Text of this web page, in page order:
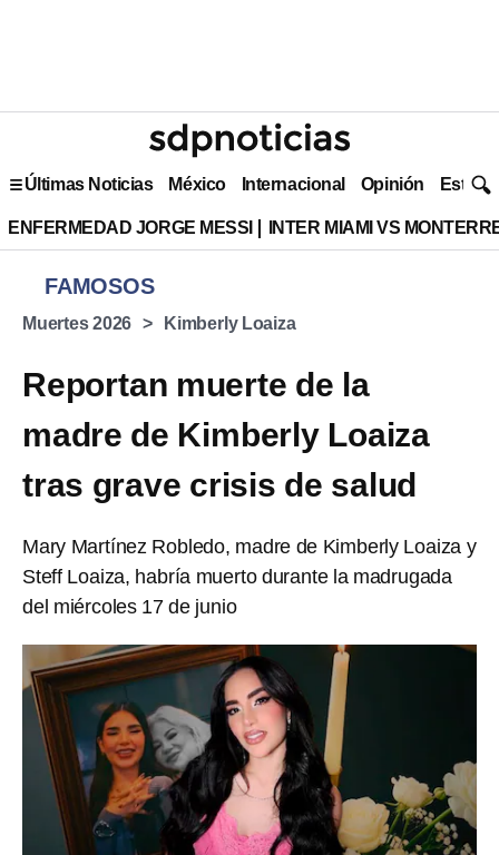
Últimas Noticias México Internacional Opinión Estilo
ENFERMEDAD JORGE MESSI INTER MIAMI VS
FAMOSOS
Muertes 2026 Kimberly Loaiza
Reportan muerte de la
madre de Kimberly Loaiza
tras grave crisis de salud
Mary Martínez Robledo, madre de Kimberly Loaiza y
Steff Loaiza, habría muerto durante la madrugada
del miércoles 17 de junio